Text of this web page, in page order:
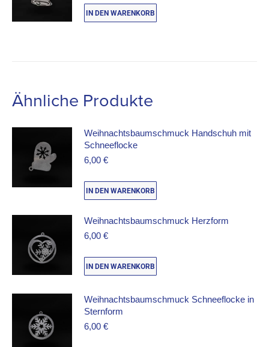
IN DEN WARENKORB
Ähnliche Produkte
Weihnachtsbaumschmuck Handschuh mit
Schneeflocke
6,00 €
IN DEN WARENKORB
Weihnachtsbaumschmuck Herzform
6,00 €
IN DEN WARENKORB
Weihnachtsbaumschmuck Schneeflocke in
Sternform
6,00 €